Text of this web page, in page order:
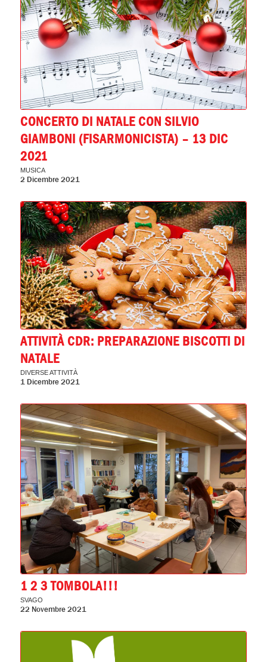
CONCERTO DI NATALE CON SILVIO
GIAMBONI (FISARMONICISTA) – 13 DIC
2021
MUSICA
2 Dicembre 2021
ATTIVITÀ CDR: PREPARAZIONE BISCOTTI DI
NATALE
DIVERSE ATTIVITÀ
1 Dicembre 2021
1 2 3 TOMBOLA!!!
SVAGO
22 Novembre 2021